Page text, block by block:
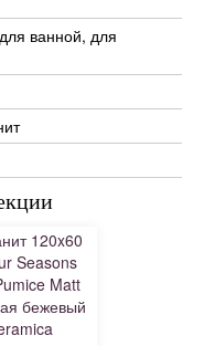
ванной, для
120x60
Seasons
Matt
бежевый